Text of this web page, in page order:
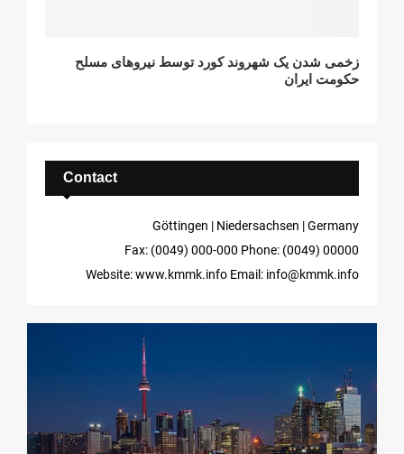
زخمی شدن یک شهروند کورد توسط نیروهای مسلح
حکومت ایران
Contact
Göttingen | Niedersachsen | Germany
Phone: (0049) 00000
Fax: (0049) 000-000
Email: info@kmmk.info
Website: www.kmmk.info